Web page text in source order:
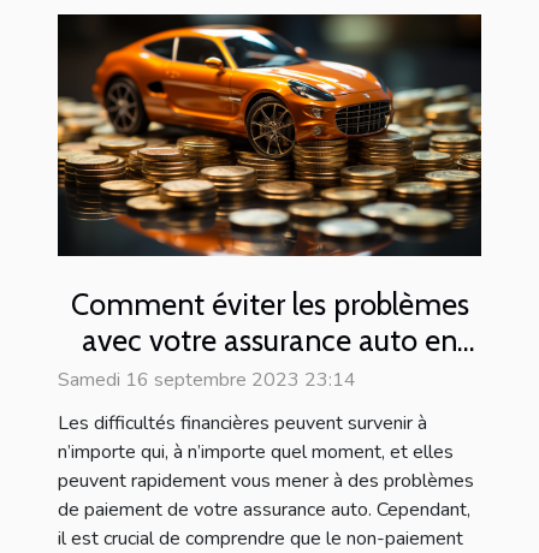
Comment éviter les problèmes
avec votre assurance auto en
cas de non-paiement
Samedi 16 septembre 2023 23:14
Les difficultés financières peuvent survenir à
n’importe qui, à n’importe quel moment, et elles
peuvent rapidement vous mener à des problèmes
de paiement de votre assurance auto. Cependant,
il est crucial de comprendre que le non-paiement